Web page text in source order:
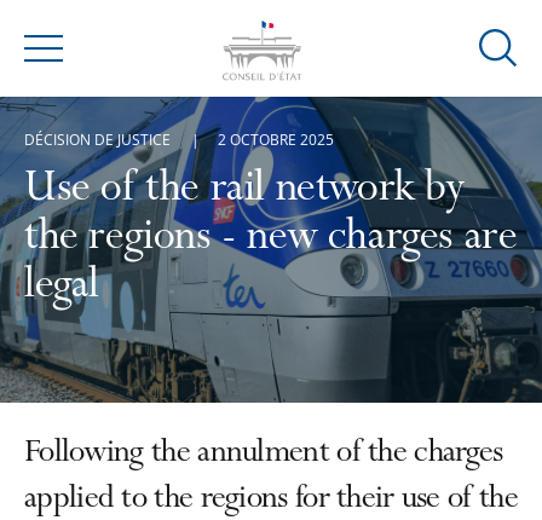
Menu
Ouvrir
de
Use of the rail network by
the regions - new charges are
legal
DÉCISION DE JUSTICE 2 OCTOBRE 2025
Following the annulment of the charges
applied to the regions for their use of the